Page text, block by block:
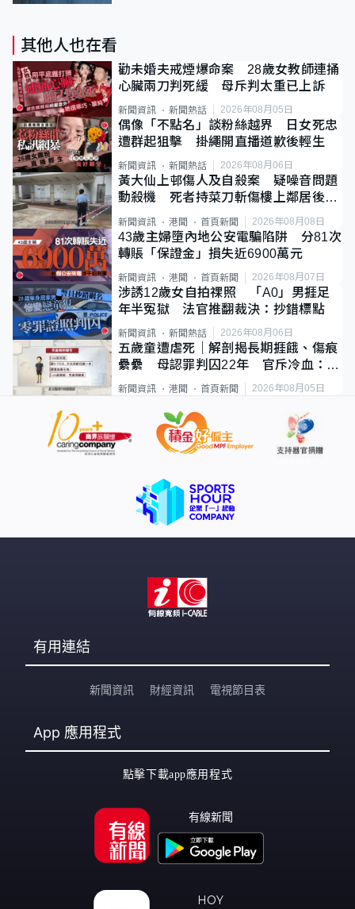
其他人也在看
勸未婚夫戒煙爆命案 28歲女教師連捅
心臟兩刀判死緩 母斥判太重已上訴
新聞資訊 新聞熱話 2026年08月05日
偶像「不點名」談粉絲越界 日女死忠
遭群起狙擊 掛繩開直播道歉後輕生
新聞資訊 新聞熱話 2026年08月06日
黃大仙上邨傷人及自殺案 疑噪音問題
動殺機 死者持菜刀斬傷樓上鄰居後墮
新聞資訊 港聞 首頁新聞 2026年08月08日
43歲主婦墮內地公安電騙陷阱 分81次
轉賬「保證金」損失近6900萬元
新聞資訊 港聞 首頁新聞 2026年08月07日
涉誘12歲女自拍祼照 「A0」男捱足
年半冤獄 法官推翻裁決：抄錯標點
新聞資訊 新聞熱話 2026年08月06日
五歲童遭虐死｜解剖揭長期捱餓、傷痕
纍纍 母認罪判囚22年 官斥冷血：同
類案最惡劣
新聞資訊 港聞 首頁新聞 2026年08月05日
有用連結
新聞資訊 財經資訊 電視節目表
App 應用程式
點擊下載app應用程式
有線新聞
HOY